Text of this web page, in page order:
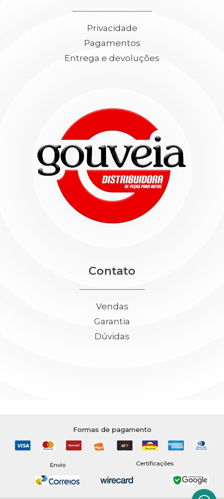
Privacidade
Pagamentos
Entrega e devoluções
Contato
Vendas
Garantia
Dúvidas
Formas de pagamento
Envio Certificações